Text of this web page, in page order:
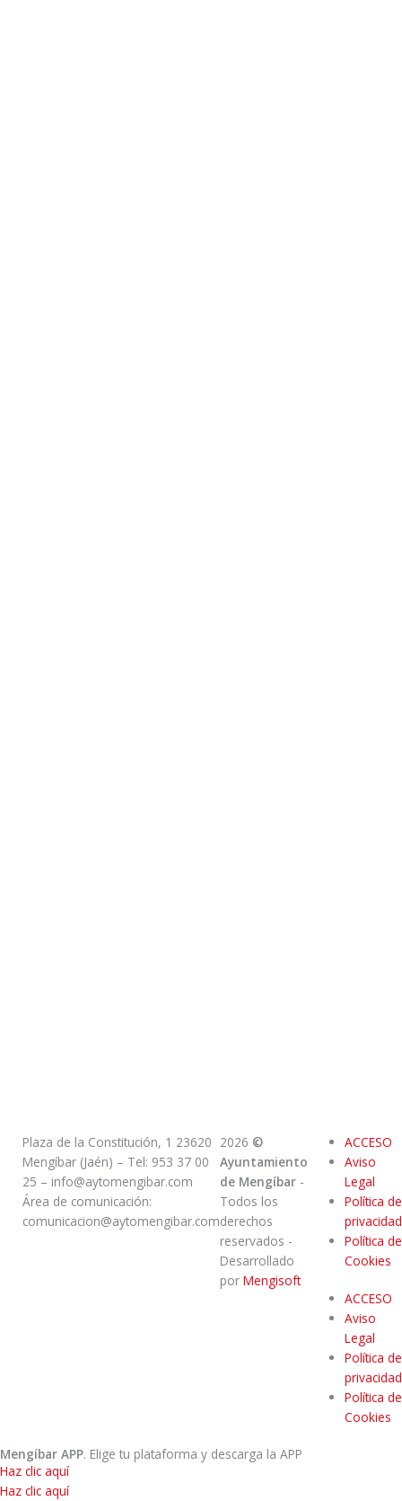
Plaza de la Constitución, 1 23620
Mengíbar (Jaén) – Tel: 953 37 00
25 – info@aytomengibar.com
Área de comunicación:
comunicacion@aytomengibar.com
2026 ©
Ayuntamiento
de Mengíbar -
Todos los
derechos
reservados -
Desarrollado
por Mengisoft
ACCESO
Aviso
Legal
Política de
privacidad
Política de
Cookies
ACCESO
Aviso
Legal
Política de
privacidad
Política de
Cookies
Mengíbar APP. Elige tu plataforma y descarga la APP
Haz clic aquí
Haz clic aquí